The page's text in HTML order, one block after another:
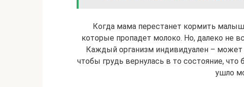
Когда мама перестанет кормить
которые пропадет молоко. Но, далеко не
Каждый организм индивидуален –
чтобы грудь вернулась в то состояние,
ушло